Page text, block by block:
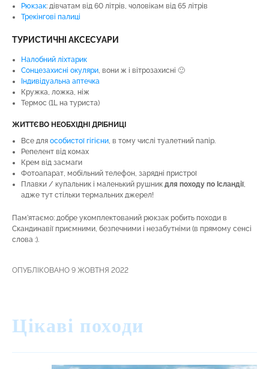
Рюкзак: дівчатам від 60 літрів, чоловікам від 65 літрів
Трекінгові палиці
ТУРИСТИЧНІ АКСЕСУАРИ
Налобний ліхтарик
Сонцезахисні окуляри, вони ж і вітрозахисні 🙂
Індивідуальна аптечка
Кружка, ложка, ніж
Термос (1L на туриста)
ЖИТТЄВО НЕОБХІДНІ ДРІБНИЦІ
Все для особистої гігієни, в тому числі туалетний папір.
Репелент від комах
Крем від засмаги
Фотоапарат, мобільний телефон, зарядні пристрої
Плавки / купальник і маленький рушник для походу по Ісландії,
адже тут стільки термальних джерел!
Пам’ятаємо: добре укомплектований рюкзак робить походи в
Скандинавії приємними, безпечними і незабутніми (в прямому сенсі
слова :).
ОПУБЛІКОВАНО 9 ЖОВТНЯ 2022
Цікаві походи